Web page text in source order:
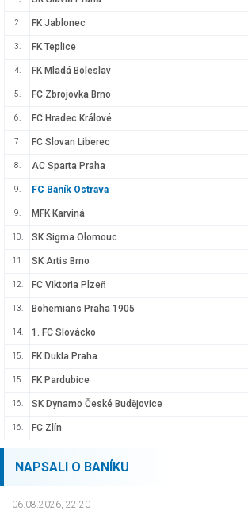
2. FK Jablonec
3. FK Teplice
4. FK Mladá Boleslav
5. FC Zbrojovka Brno
6. FC Hradec Králové
7. FC Slovan Liberec
8. AC Sparta Praha
9. FC Baník Ostrava
9. MFK Karviná
10. SK Sigma Olomouc
11. SK Artis Brno
12. FC Viktoria Plzeň
13. Bohemians Praha 1905
14. 1. FC Slovácko
15. FK Dukla Praha
15. FK Pardubice
16. SK Dynamo České Budějovice
16. FC Zlín
NAPSALI O BANÍKU
06.08.2026, 22.20